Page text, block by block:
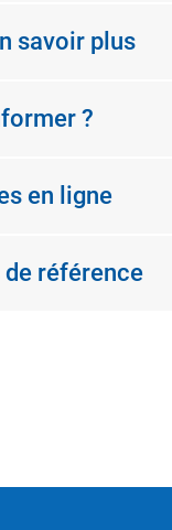
savoir plus
?
en ligne
de référence